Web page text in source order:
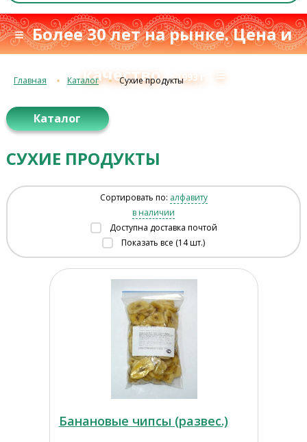
≡ Более 30 лет на рынке. Цена и
качествос 1993 г. ≡
Главная Каталог Сухие продукты
Каталог
СУХИЕ ПРОДУКТЫ
Сортировать по: алфавиту
в наличии
Доступна доставка почтой
Показать все (14 шт.)
Банановые чипсы (развес.)